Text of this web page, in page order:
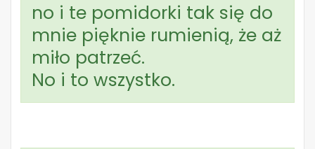
no i te pomidorki tak się do
mnie pięknie rumienią, że aż
miło patrzeć.
No i to wszystko.